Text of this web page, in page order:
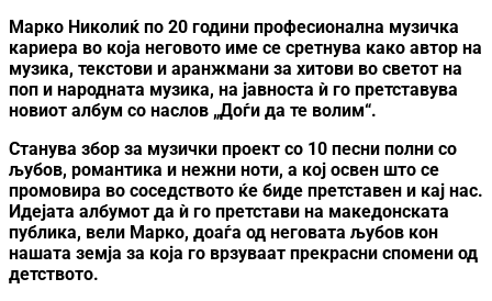
Марко Николиќ по 20 години професионална музичка
кариера во која неговото име се сретнува како автор на
музика, текстови и аранжмани за хитови во светот на
поп и народната музика, на јавноста ѝ го претставува
новиот албум со наслов „Доѓи да те волим“.
Станува збор за музички проект со 10 песни полни со
љубов, романтика и нежни ноти, а кој освен што се
промовира во соседството ќе биде претставен и кај нас.
Идејата албумот да ѝ го претстави на македонската
публика, вели Марко, доаѓа од неговата љубов кон
нашата земја за која го врзуваат прекрасни спомени од
детството.